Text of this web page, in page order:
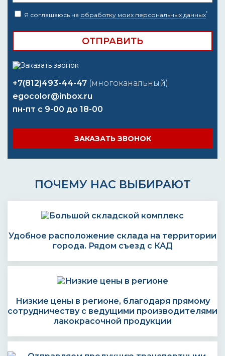
Я соглашаюсь на обработку моих персональных данных*
+7(812)493-44-47 (многоканальный)
egocolor@inbox.ru
пн-пт с 9-00 до 18-00
ЗАКАЗАТЬ ЗВОНОК
ПОЧЕМУ НАС ВЫБИРАЮТ
Удобное расположение склада на территории
города. Рядом съезд с КАД
Низкие цены в регионе, благодаря прямому
сотрудничеству с ведущими производителями
лакокрасочной продукции